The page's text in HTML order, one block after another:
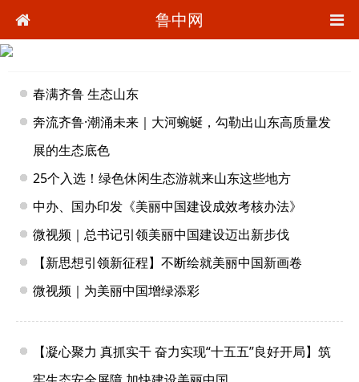
鲁中网
春满齐鲁 生态山东
奔流齐鲁·潮涌未来｜大河蜿蜒，勾勒出山东高质量发
展的生态底色
25个入选！绿色休闲生态游就来山东这些地方
中办、国办印发《美丽中国建设成效考核办法》
微视频｜总书记引领美丽中国建设迈出新步伐
【新思想引领新征程】不断绘就美丽中国新画卷
微视频｜为美丽中国增绿添彩
【凝心聚力 真抓实干 奋力实现“十五五”良好开局】筑